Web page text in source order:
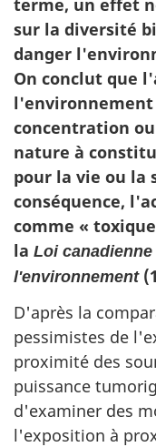
terme, un effet
sur la diversité
danger
On conclut que
concentration
nature à
pour la vie ou la
conséquence,
comme «
la Loi
l'environnement
D'après la
pessimistes de
proximité des
puissance
d'examiner des
l'exposition à